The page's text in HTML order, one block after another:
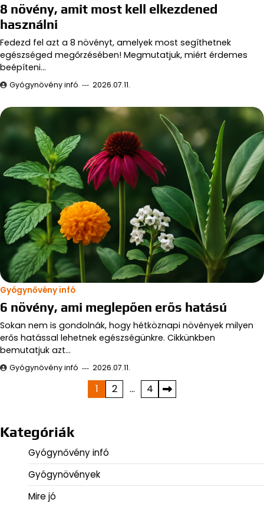
8 növény, amit most kell elkezdened
használni
Fedezd fel azt a 8 növényt, amelyek most segíthetnek
egészséged megőrzésében! Megmutatjuk, miért érdemes
beépíteni…
Gyógynövény infó 2026.07.11.
Gyógynővény infó
6 növény, ami meglepően erős hatású
Sokan nem is gondolnák, hogy hétköznapi növények milyen
erős hatással lehetnek egészségünkre. Cikkünkben
bemutatjuk azt…
Gyógynövény infó 2026.07.11.
1 2 … 4
Kategóriák
Gyógynővény infó
Gyógynövények
Mire jó